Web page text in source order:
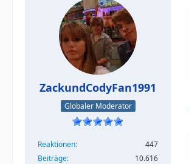
ZackundCodyFan1991
Globaler Moderator
Reaktionen
447
Beiträge
10.616